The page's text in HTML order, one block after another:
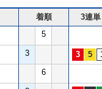
着順
3連単
5
3
6